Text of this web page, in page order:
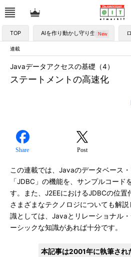
TOP AIを作り動かし守り生かす
連載
ステートメントの高速化
Javaデータアクセスの基礎（4）
Share Post
この連載では、Javaのデータベース
「JDBC」の機能を、サンプルコード
す。また、J2EEにおけるJDBCの位置
さまざまなテクノロジについても解
識としては、Javaとリレーショナル
ーシックな知識があれば十分です。
本記事は2001年に執筆され